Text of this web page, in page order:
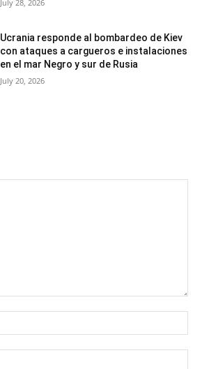
July 28, 2026
Ucrania responde al bombardeo de Kiev
con ataques a cargueros e instalaciones
en el mar Negro y sur de Rusia
July 20, 2026